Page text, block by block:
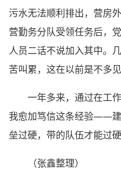
污水无法顺利排出，营房
营勤务分队受领任务后，
人员二话不说加入其中。
苦叫累，这在以前是不多见
一年多来，通过在工
我愈加笃信这条经验——
垒过硬，带的队伍才能过硬
（张鑫整理）